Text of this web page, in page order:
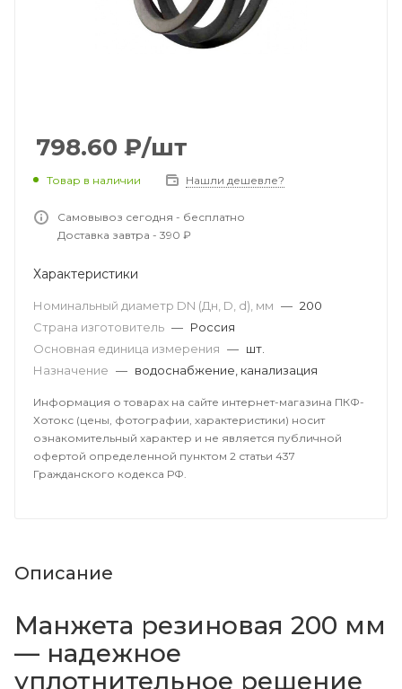
798.60 ₽/шт
Товар в наличии Нашли дешевле?
Самовывоз сегодня - бесплатно
Доставка завтра - 390 ₽
Характеристики
Номинальный диаметр DN (Дн, D, d), мм — 200
Страна изготовитель — Россия
Основная единица измерения — шт.
Назначение — водоснабжение, канализация
Информация о товарах на сайте интернет-магазина ПКФ-
Хотокс (цены, фотографии, характеристики) носит
ознакомительный характер и не является публичной
офертой определенной пунктом 2 статьи 437
Гражданского кодекса РФ.
Описание
Манжета резиновая 200 мм
— надежное
уплотнительное решение